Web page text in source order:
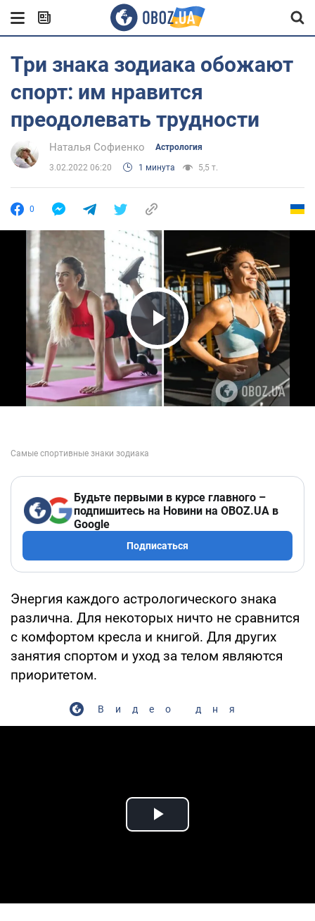
Три знака зодиака обожают
спорт: им нравится
преодолевать трудности
Наталья Софиенко Астрология
3.02.2022 06:20 1 минута 5,5 т.
0
Play Video
Будьте первыми в курсе главного –
подпишитесь на Новини на OBOZ.UA в
Google
Подписаться
Энергия каждого астрологического знака
различна. Для некоторых ничто не сравнится
с комфортом кресла и книгой. Для других
занятия спортом и уход за телом являются
приоритетом.
Видео дня
Play Video